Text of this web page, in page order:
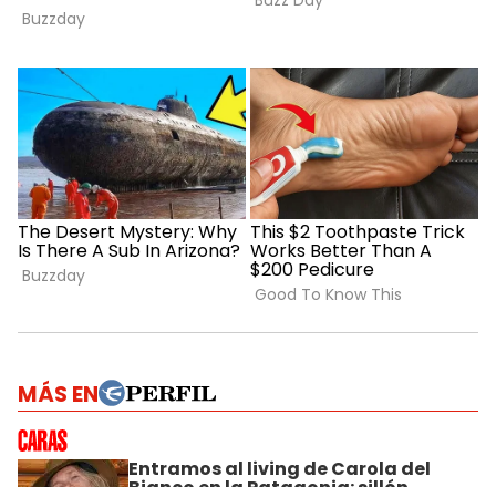
MÁS EN
Entramos al living de Carola del